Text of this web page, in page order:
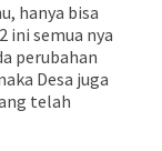
hanya bisa
ini semua nya
perubahan
Desa juga
telah